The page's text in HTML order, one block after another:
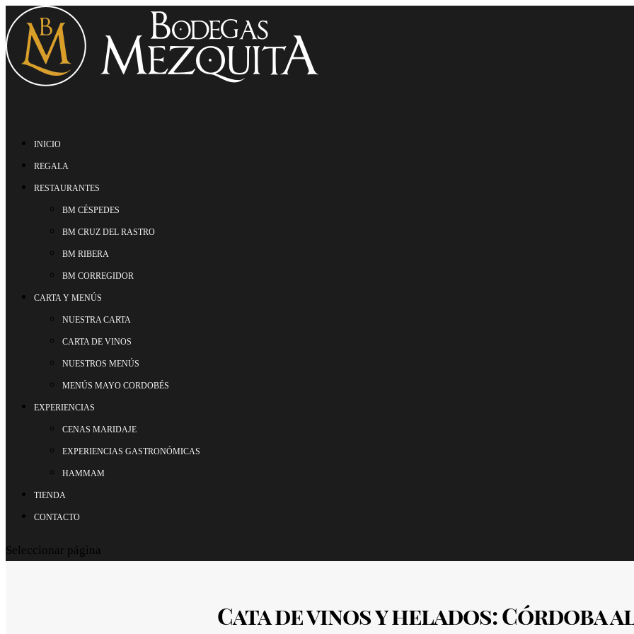
INICIO
REGALA
RESTAURANTES
BM CÉSPEDES
BM CRUZ DEL RASTRO
BM RIBERA
BM CORREGIDOR
CARTA Y MENÚS
NUESTRA CARTA
CARTA DE VINOS
NUESTROS MENÚS
MENÚS MAYO CORDOBÉS
EXPERIENCIAS
CENAS MARIDAJE
EXPERIENCIAS GASTRONÓMICAS
HAMMAM
TIENDA
CONTACTO
Seleccionar página
Cata de vinos y helados: Córdoba